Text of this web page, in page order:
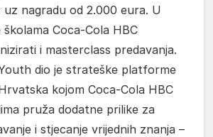
uz nagradu od 2.000 eura. U
školama Coca-Cola HBC
i masterclass predavanja.
dio je strateške platforme
kojom Coca-Cola HBC
pruža dodatne prilike za
i stjecanje vrijednih znanja –